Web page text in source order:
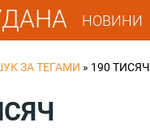
НОВИНИ
ЗА ТЕГАМИ » 190 ТИСЯЧ